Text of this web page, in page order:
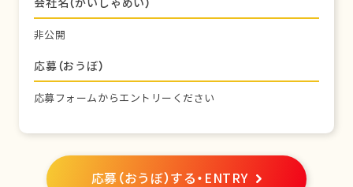
会社名（かいしゃめい）
非公開
応募（おうぼ）
応募フォームからエントリーください
応募（おうぼ）する・ENTRY